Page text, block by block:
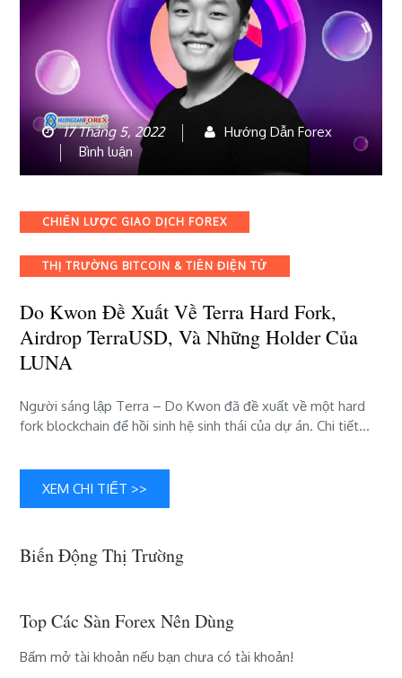
17 Tháng 5, 2022
Hướng Dẫn Forex
Bình luậnbài
viết
Kwon
đề
về
Hard
Fork,
Airdrop
những
holder
LUNA
Categories
CHIẾN LƯỢC GIAO DỊCH FOREX
THỊ TRƯỜNG BITCOIN & TIỀN ĐIỆN TỬ
Do Kwon Đề Xuất Về Terra Hard Fork,
Airdrop TerraUSD, Và Những Holder Của
LUNA
Người sáng lập Terra – Do Kwon đã đề xuất về một hard
fork blockchain để hồi sinh hệ sinh thái của dự án. Chi tiết…
XEM CHI TIẾT >>
Biến Động Thị Trường
Top Các Sàn Forex Nên Dùng
Bấm mở tài khoản nếu bạn chưa có tài khoản!